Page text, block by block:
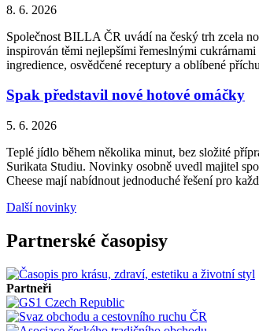
8. 6. 2026
Společnost BILLA ČR uvádí na český trh zcela
inspirován těmi nejlepšími řemeslnými
ingredience, osvědčené receptury a oblíbené
Spak představil nové hotové omáčky
5. 6. 2026
Teplé jídlo během několika minut, bez složité
Surikata Studiu. Novinky osobně uvedl majitel
Cheese mají nabídnout jednoduché řešení pro
Další novinky
Partnerské časopisy
Partneři